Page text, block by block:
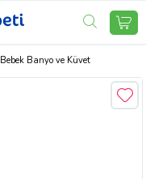
Bebek Banyo ve Küvet